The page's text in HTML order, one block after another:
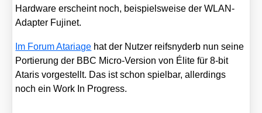
Hard­ware erscheint noch, bei­spiels­wei­se der WLAN-
Adap­ter Fuji­net.
Im Forum Ata­ria­ge hat der Nut­zer reifs­ny­derb nun sei­ne
Por­tie­rung der BBC Micro-Ver­si­on von Éli­te für 8‑bit
Ata­ris vor­ge­stellt. Das ist schon spiel­bar, aller­dings
noch ein Work In Pro­gress.